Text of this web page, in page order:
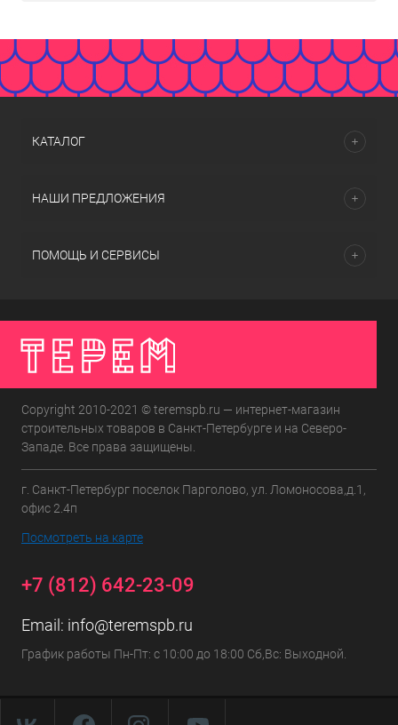
КАТАЛОГ
НАШИ ПРЕДЛОЖЕНИЯ
ПОМОЩЬ И СЕРВИСЫ
Copyright 2010-2021 © teremspb.ru — интернет-магазин
строительных товаров в Санкт-Петербурге и на Северо-
Западе. Все права защищены.
г. Санкт-Петербург поселок Парголово, ул. Ломоносова,д.1,
офис 2.4п
Посмотреть на карте
+7 (812) 642-23-09
Email: info@teremspb.ru
График работы Пн-Пт: с 10:00 до 18:00 Сб,Вс: Выходной.